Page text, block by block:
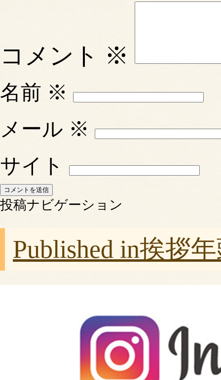
コメント ※
名前 ※
メール ※
サイト
投稿ナビゲーション
Published in挨拶